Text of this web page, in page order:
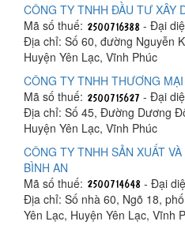
CÔNG TY TNHH ĐẦU TƯ XÂY
Mã số thuế:
- Đại
Địa chỉ: Số 60, đường Nguyễn
Huyện Yên Lạc, Vĩnh Phúc
CÔNG TY TNHH THƯƠNG
Mã số thuế:
- Đại
Địa chỉ: Số 45, Đường Dương
Huyện Yên Lạc, Vĩnh Phúc
CÔNG TY TNHH SẢN XUẤT
BÌNH AN
Mã số thuế:
- Đại
Địa chỉ: Số nhà 60, Ngõ 18,
Yên Lạc, Huyện Yên Lạc, Vĩnh